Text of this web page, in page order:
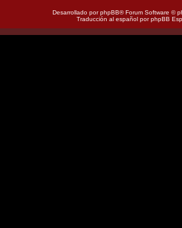
Desarrollado porphpBB® Forum Software ©
Traducción al español porphpBB